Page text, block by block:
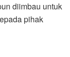
diimbau untuk
pihak